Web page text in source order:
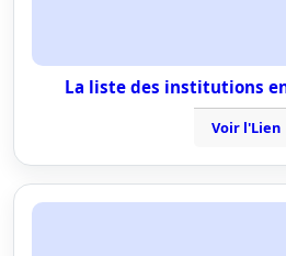
La liste des institutions
Voir l'Lien